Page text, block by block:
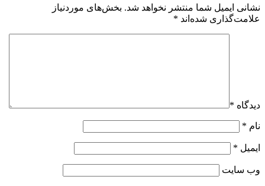
نشانی ایمیل شما منتشر نخواهد شد. بخش‌های موردنیاز
علامت‌گذاری شده‌اند *
دیدگاه *
نام *
ایمیل *
وب‌ سایت